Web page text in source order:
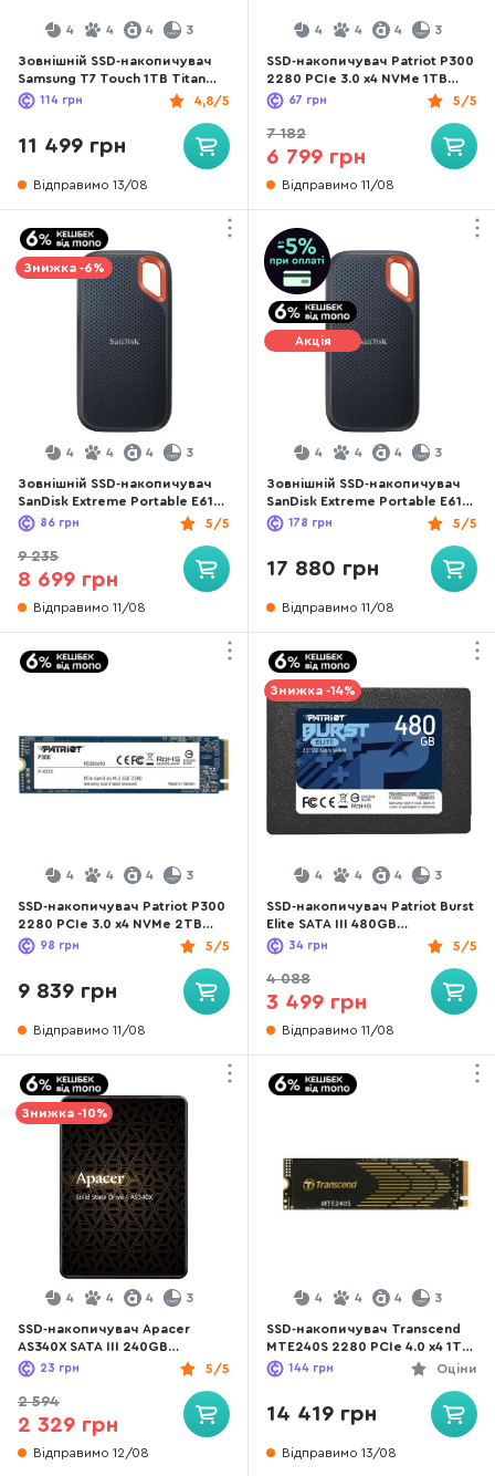
4 4 4 3
Зовнішній SSD-накопичувач
Samsung T7 Touch 1TB Titan
Gray (MU-PC1T0T/WW)
4,8/5
114 грн
11 499 грн
Відправимо 13/08
4 4 4 3
SSD-накопичувач Patriot P300
2280 PCIe 3.0 x4 NVMe 1TB
(P300P1TBM28)
5/5
67 грн
7 182
6 799 грн
Відправимо 11/08
Знижка -6%
4 4 4 3
Зовнішній SSD-накопичувач
SanDisk Extreme Portable E61
500GB Black (SDSSDE61-500G-
G25)
5/5
86 грн
9 235
8 699 грн
Відправимо 11/08
Акція
4 4 4 3
Зовнішній SSD-накопичувач
SanDisk Extreme Portable E61
2TB Black (SDSSDE61-2T00-
G25)
5/5
178 грн
17 880 грн
Відправимо 11/08
4 4 4 3
SSD-накопичувач Patriot P300
2280 PCIe 3.0 x4 NVMe 2TB
(P300P2TBM28)
5/5
98 грн
9 839 грн
Відправимо 11/08
Знижка -14%
4 4 4 3
SSD-накопичувач Patriot Burst
Elite SATA III 480GB
(PBE480GS25SSDR)
5/5
34 грн
4 088
3 499 грн
Відправимо 11/08
Знижка -10%
4 4 4 3
SSD-накопичувач Apacer
AS340X SATA III 240GB
(AP240GAS340XC-1)
5/5
23 грн
2 594
2 329 грн
Відправимо 12/08
4 4 4 3
SSD-накопичувач Transcend
MTE240S 2280 PCIe 4.0 x4 1TB
(TS1TMTE240S)
Оціни
144 грн
14 419 грн
Відправимо 13/08